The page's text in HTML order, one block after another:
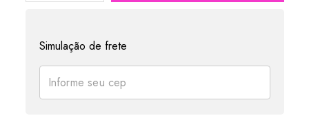
Simulação de frete